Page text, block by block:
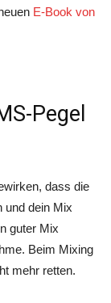
E-Book von
Pegel
dass die
und dein Mix
guter Mix
Beim Mixing
mehr retten.